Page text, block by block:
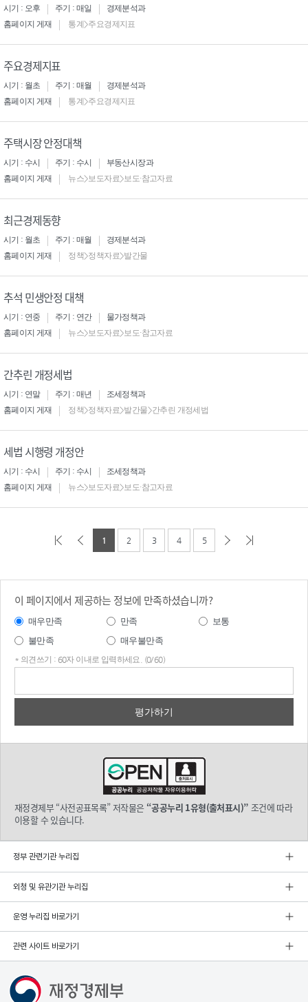
시기 : 오후 주기 : 매일
경제분석과
홈페이지 게재
통계>주요경제지표
주요경제지표
시기 : 월초 주기 : 매월
경제분석과
홈페이지 게재
통계>주요경제지표
주택시장 안정대책
시기 : 수시 주기 : 수시
부동산시장과
홈페이지 게재
뉴스>보도자료>보도·참고자료
최근경제동향
시기 : 월초 주기 : 매월
경제분석과
홈페이지 게재
정책>정책자료>발간물
추석 민생안정 대책
시기 : 연중 주기 : 연간
물가정책과
홈페이지 게재
뉴스>보도자료>보도·참고자료
간추린 개정세법
시기 : 연말 주기 : 매년
조세정책과
홈페이지 게재
정책>정책자료>발간물>간추린 개정세법
세법 시행령 개정안
시기 : 수시 주기 : 수시
조세정책과
홈페이지 게재
뉴스>보도자료>보도·참고자료
1 2 3 4 5
이 페이지에서 제공하는 정보에 만족하셨습니까?
매우만족 만족
보통
불만족
매우불만족
* 의견쓰기 : 60자 이내로 입력하세요. (0/60)
재정경제부 “사전공표목록” 저작물은 “공공누리 1유형(출처표시)” 조건에 따라
이용할 수 있습니다.
정부 관련기관 누리집
외청 및 유관기관 누리집
운영 누리집 바로가기
관련 사이트 바로가기